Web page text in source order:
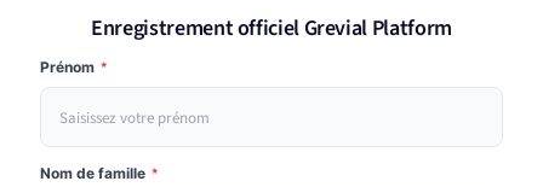
Enregistrement officiel Grevial Platform
Prénom *
Nom de famille *